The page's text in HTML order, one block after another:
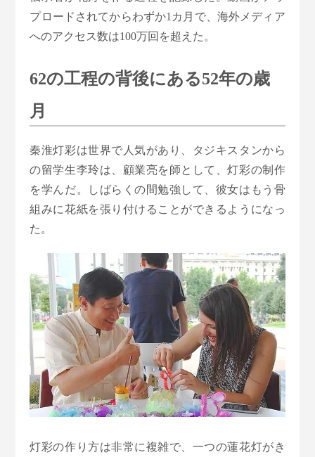
プロードされてからわずか1カ月で、海外メディア
へのアクセス数は100万回を超えた。
62の工程の背後にある52年の歳
月
秦淮灯彩は世界で人気があり、タジキスタンから
の留学生李玲は、顧業亮を師として、灯彩の制作
を学んだ。しばらくの間勉強して、彼女はもう骨
組みに花紙を張り付けることができるようになっ
た。
灯彩の作り方は非常に複雑で、一つの蓮花灯がき